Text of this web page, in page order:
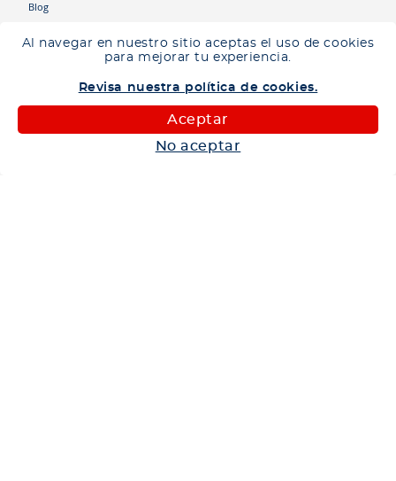
Al navegar en nuestro sitio aceptas el uso de cookies
para mejorar tu experiencia.
Revisa nuestra política de cookies.
Aceptar
No aceptar
Ingresa tu ubicación para ver los productos disponibles en tu zona
Blog